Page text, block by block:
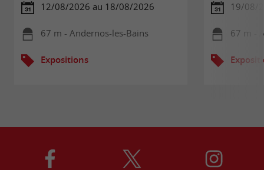
12/08/2026 au 18/08/2026
67 m - Andernos-les-Bains
Expositions
19/08/
67 m -